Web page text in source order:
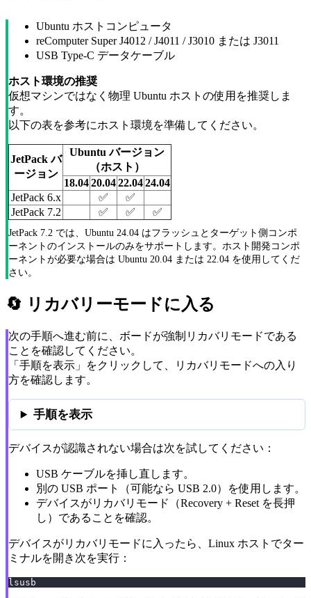
Ubuntu ホストコンピュータ
reComputer Super J4012 / J4011 / J3010 または J3011
USB Type-C データケーブル
ホスト環境の推奨
仮想マシンではなく物理 Ubuntu ホストの使用を推奨しま
す。
以下の表を参考にホスト環境を準備してください。
JetPack バ
ージョン
Ubuntu バージョン
（ホスト）
18.0420.0422.0424.04
JetPack 6.x
✅
✅
JetPack 7.2
✅ ✅ ✅
JetPack 7.2 では、Ubuntu 24.04 はフラッシュとターゲット側コンポ
ーネントのインストールのみをサポートします。ホスト開発コンポ
ーネントが必要な場合は Ubuntu 20.04 または 22.04 を使用してくだ
さい。
🔄 リカバリーモードに入る
次の手順へ進む前に、ボードが強制リカバリモードである
ことを確認してください。
「手順を表示」をクリックして、リカバリモードへの入り
方を確認します。
手順を表示
デバイスが認識されない場合は次を試してください：
USB ケーブルを挿し直します。
別の USB ポート（可能なら USB 2.0）を使用します。
デバイスがリカバリモード（Recovery + Reset を長押
し）であることを確認。
デバイスがリカバリモードに入ったら、Linux ホストでター
ミナルを開き次を実行：
lsusb